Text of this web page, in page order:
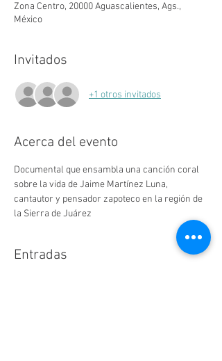
Zona Centro, 20000 Aguascalientes, Ags.,
México
Invitados
+1 otros invitados
Acerca del evento
Documental que ensambla una canción coral
sobre la vida de Jaime Martínez Luna,
cantautor y pensador zapoteco en la región de
la Sierra de Juárez
Entradas